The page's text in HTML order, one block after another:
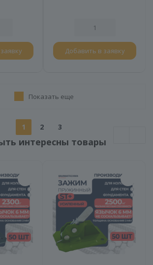
Добавить в заявку
Показать еще
1 2 3
интересны товары